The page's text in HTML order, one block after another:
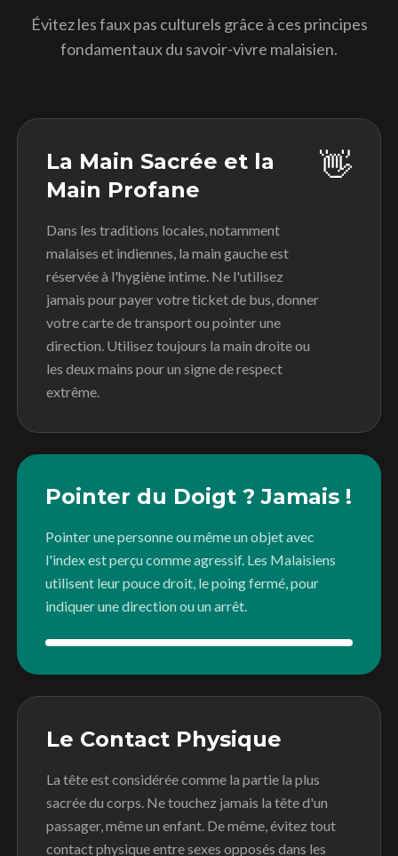
Évitez les faux pas culturels grâce à ces principes
fondamentaux du savoir-vivre malaisien.
La Main Sacrée et la
Main Profane
Dans les traditions locales, notamment
malaises et indiennes, la main gauche est
réservée à l'hygiène intime. Ne l'utilisez
jamais pour payer votre ticket de bus, donner
votre carte de transport ou pointer une
direction. Utilisez toujours la main droite ou
les deux mains pour un signe de respect
extrême.
👋
Pointer du Doigt ? Jamais !
Pointer une personne ou même un objet avec
l'index est perçu comme agressif. Les Malaisiens
utilisent leur pouce droit, le poing fermé, pour
indiquer une direction ou un arrêt.
Le Contact Physique
La tête est considérée comme la partie la plus
sacrée du corps. Ne touchez jamais la tête d'un
passager, même un enfant. De même, évitez tout
contact physique entre sexes opposés dans les